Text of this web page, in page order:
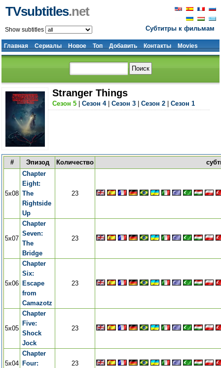
Субтитры к фильмам
TVsubtitles.net
Главная Сериалы Новое Топ Добавить Контакты Movies
Show subtitles
Stranger Things
Сезон 5 |Сезон 4|Сезон 3 |Сезон 2 |Сезон 1
# Эпизод Количество
5x08
Chapter
Eight:
The
Rightside
Up
23
5x07
Chapter
Seven:
The
Bridge
23
5x06
Chapter
Six:
Escape
from
Camazotz
23
5x05
Chapter
Five:
Shock
Jock
23
5x04
Chapter
Four:
23